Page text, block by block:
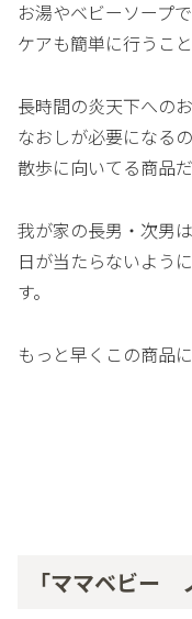
お湯やベビーソープ
ケアも簡単に行うこと
長時間の炎天下への
なおしが必要になる
散歩に向いてる商品
我が家の長男・次男
日が当たらないよう
す。
もっと早くこの商品
「ママベビー